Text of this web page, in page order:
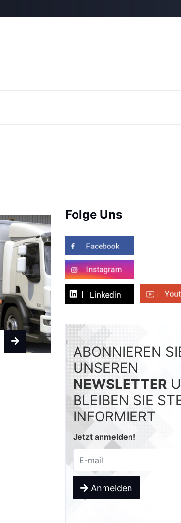
Folge Uns
ABONNIEREN
UNSEREN
NEWSLETTER
BLEIBEN SIE
INFORMIERT
Jetzt anmelden!
Anmelden